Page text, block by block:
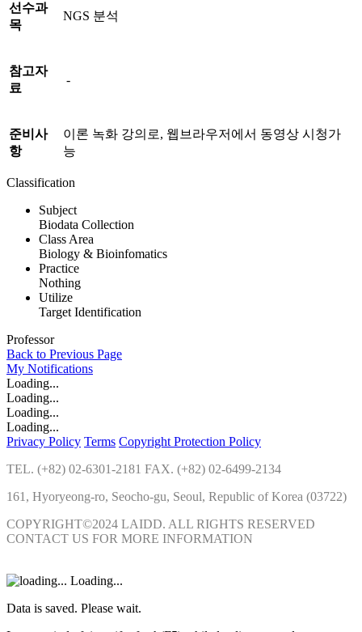
선수과
목
NGS 분석
참고자
료
-
준비사
항
이론 녹화 강의로, 웹브라우저에서 동영상 시청가
능
Classification
Subject
Biodata Collection
Class Area
Biology & Bioinfomatics
Practice
Nothing
Utilize
Target Identification
Professor
Back to Previous Page
My Notifications
Loading...
Loading...
Loading...
Loading...
Privacy Policy Terms Copyright Protection Policy
TEL. (+82) 02-6301-2181 FAX. (+82) 02-6499-2134
161, Hyoryeong-ro, Seocho-gu, Seoul, Republic of Korea (03722)
COPYRIGHT©2024 LAIDD. ALL RIGHTS RESERVED
CONTACT US FOR MORE INFORMATION
Loading...
Data is saved. Please wait.